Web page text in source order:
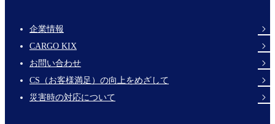
Footer
Links
企業情報
CARGO KIX
お問い合わせ
CS（お客様満足）の向上をめざして
災害時の対応について